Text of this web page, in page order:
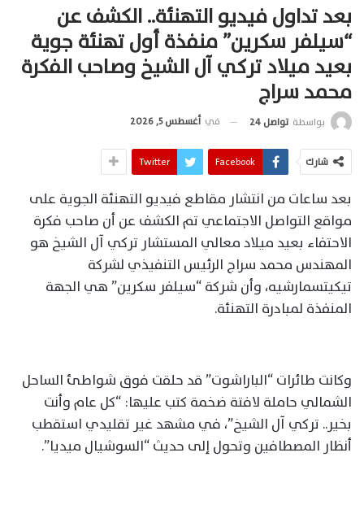
بعد تداول فيديو التهنئة.. الكشف عن
“سيلفر سكرين” منفذة أول تهنئة جوية
بعيد ميلاد تركي آل الشيخ وصاحب الفكرة
محمد سراج
بواسطة تواصل 24 في أغسطس 5, 2026
شارك Facebook
Twitter
بعد ساعات من انتشار مقاطع فيديو التهنئة الجوية على
مواقع التواصل الاجتماعي تم الكشف عن أن صاحب فكرة
الاحتفاء بعيد ميلاد معالي المستشار تركي آل الشيخ هو
المهندس محمد سراج الرئيس التنفيذي لشركة
تيكيتسمارشيه، وأن شركة “سيلفر سكرين” هي الجهة
المنفذة لمبادرة التهنئة.
وكانت طائرات “الباراشوت” قد حلقت فوق شواطئ الساحل
الشمالي حاملة لافتة ضخمة كتب عليها: “كل عام وأنت
بخير.. تركي آل الشيخ”، في مشهد غير تقليدي استقطب
أنظار المصطافين وتحول إلى حديث “السوشيال ميديا”.